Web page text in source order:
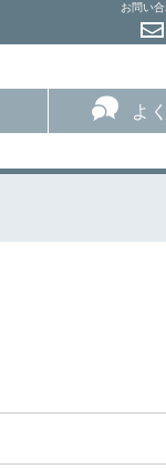
お問い
よ